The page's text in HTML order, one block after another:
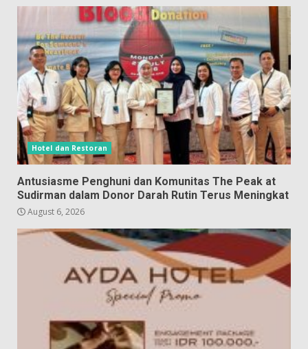
Hotel dan Restoran
Antusiasme Penghuni dan Komunitas The Peak at
Sudirman dalam Donor Darah Rutin Terus Meningkat
August 6, 2026